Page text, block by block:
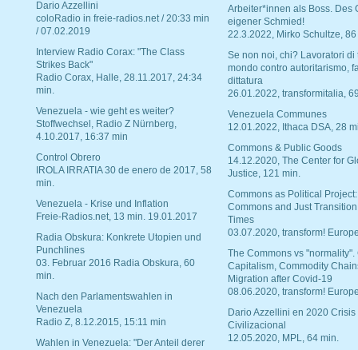
Dario Azzellini
coloRadio in freie-radios.net / 20:33 min
/ 07.02.2019
Interview Radio Corax: "The Class
Strikes Back"
Radio Corax, Halle, 28.11.2017, 24:34
min.
Venezuela - wie geht es weiter?
Stoffwechsel, Radio Z Nürnberg,
4.10.2017, 16:37 min
Control Obrero
IROLA IRRATIA 30 de enero de 2017, 58
min.
Venezuela - Krise und Inflation
Freie-Radios.net, 13 min. 19.01.2017
Radia Obskura: Konkrete Utopien und
Punchlines
03. Februar 2016 Radia Obskura, 60
min.
Nach den Parlamentswahlen in
Venezuela
Radio Z, 8.12.2015, 15:11 min
Wahlen in Venezuela: "Der Anteil derer
Arbeiter*innen als Boss. Des
eigener Schmied!
22.3.2022, Mirko Schultze, 86
Se non noi, chi? Lavoratori di
mondo contro autoritarismo,
dittatura
26.01.2022, transformitalia,
Venezuela Communes
12.01.2022, Ithaca DSA, 28
Commons & Public Goods
14.12.2020, The Center for
Justice, 121 min.
Commons as Political Project:
Commons and Just
Times
03.07.2020, transform!
The Commons vs "normality".
Capitalism, Commodity
Migration after Covid-19
08.06.2020, transform!
Dario Azzellini en 2020 Crisis
Civilizacional
12.05.2020, MPL, 64 min.